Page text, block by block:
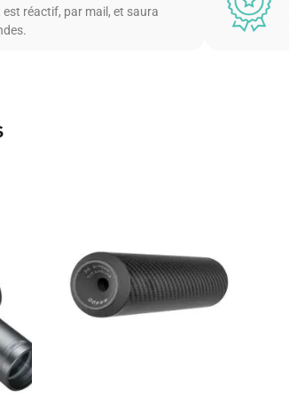
réactif, par mail, et saura